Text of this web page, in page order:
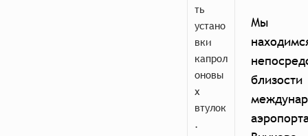
ть
устано
вки
капрол
оновы
х
втулок
.
Мы
близости